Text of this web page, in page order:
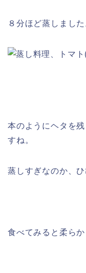
８分ほど蒸しました
本のようにヘタを
すね。
蒸しすぎなのか、
食べてみると柔ら